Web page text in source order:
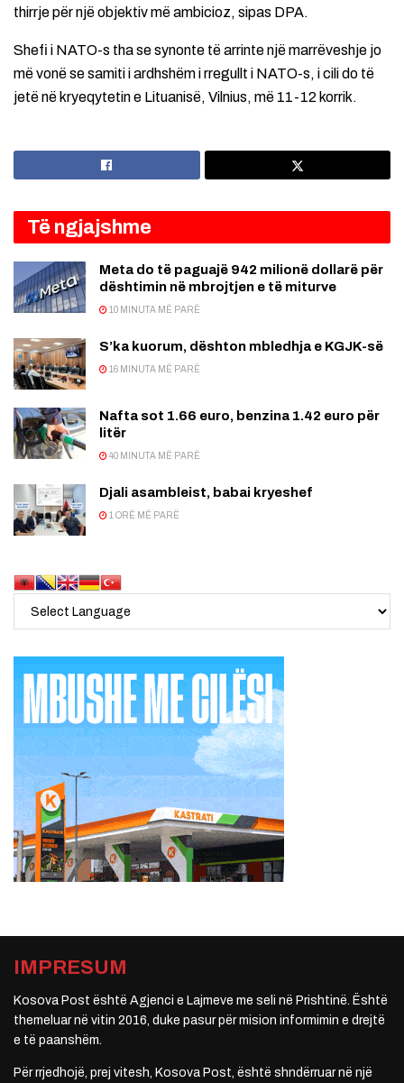
thirrje për një objektiv më ambicioz, sipas DPA.
Shefi i NATO-s tha se synonte të arrinte një marrëveshje jo
më vonë se samiti i ardhshëm i rregullt i NATO-s, i cili do të
jetë në kryeqytetin e Lituanisë, Vilnius, më 11-12 korrik.
Të ngjajshme
Meta do të paguajë 942 milionë dollarë për
dështimin në mbrojtjen e të miturve
10 MINUTA MË PARË
S’ka kuorum, dështon mbledhja e KGJK-së
16 MINUTA MË PARË
Nafta sot 1.66 euro, benzina 1.42 euro për
litër
40 MINUTA MË PARË
Djali asambleist, babai kryeshef
1 ORË MË PARË
IMPRESUM
Kosova Post është Agjenci e Lajmeve me seli në Prishtinë. Është
themeluar në vitin 2016, duke pasur për mision informimin e drejtë
e të paanshëm.
Për rrjedhojë, prej vitesh, Kosova Post, është shndërruar në një